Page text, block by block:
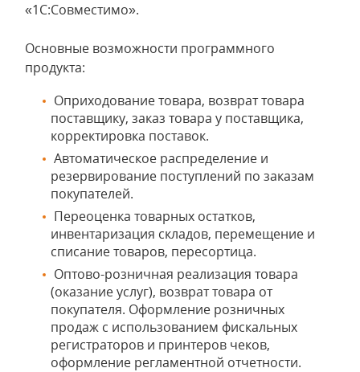
«1С:Совместимо».
Основные возможности программного
продукта:
Оприходование товара, возврат товара
поставщику, заказ товара у поставщика,
корректировка поставок.
Автоматическое распределение и
резервирование поступлений по заказам
покупателей.
Переоценка товарных остатков,
инвентаризация складов, перемещение и
списание товаров, пересортица.
Оптово-розничная реализация товара
(оказание услуг), возврат товара от
покупателя. Оформление розничных
продаж с использованием фискальных
регистраторов и принтеров чеков,
оформление регламентной отчетности.